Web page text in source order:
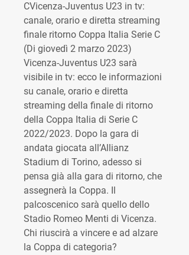
CVicenza-Juventus U23 in tv:
canale, orario e diretta streaming
finale ritorno Coppa Italia Serie C
(Di giovedì 2 marzo 2023)
Vicenza-Juventus U23 sarà
visibile in tv: ecco le informazioni
su canale, orario e diretta
streaming della finale di ritorno
della Coppa Italia di Serie C
2022/2023. Dopo la gara di
andata giocata all’Allianz
Stadium di Torino, adesso si
pensa già alla gara di ritorno, che
assegnerà la Coppa. Il
palcoscenico sarà quello dello
Stadio Romeo Menti di Vicenza.
Chi riuscirà a vincere e ad alzare
la Coppa di categoria?